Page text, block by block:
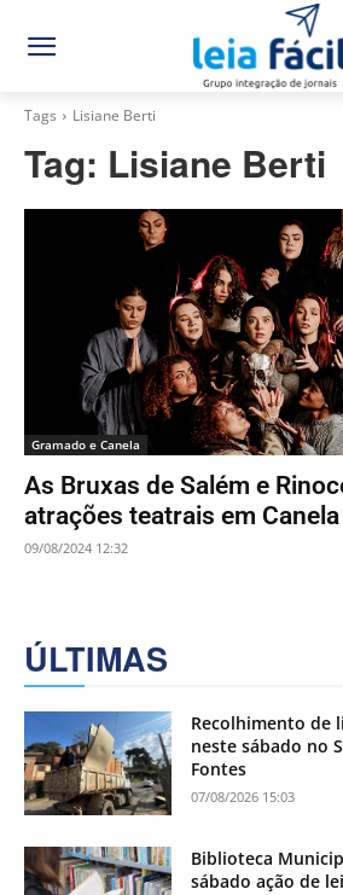
Tags Lisiane Berti
Tag: Lisiane Berti
Gramado e Canela
As Bruxas de Salém e
atrações teatrais em Canela
09/08/2024 12:32
ÚLTIMAS
Recolhimento de
neste sábado no
Fontes
07/08/2026 15:03
Biblioteca
sábado ação de